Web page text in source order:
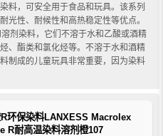
料，可安全用于食品和玩具。该系列
光性、耐候性和高热稳定性等优点。
剂染料，它们不溶于水和乙酸或酒精
、酯类和氯化烃等。不溶于水和酒精
制成的儿童玩具非常重要，因为染料
环保染料LANXESS Macrolex
R耐高温染料溶剂橙107